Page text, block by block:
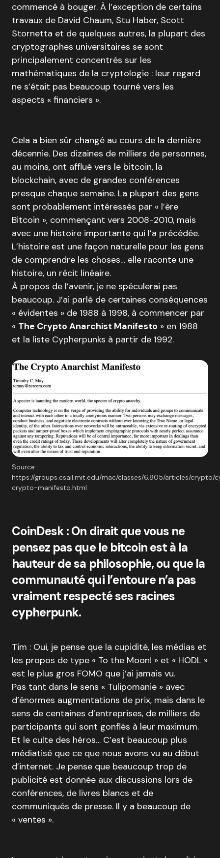
commencé à bouger. À l’exception de certains
travaux de David Chaum, Stu Haber, Scott
Stornetta et de quelques autres, la plupart des
cryptographes universitaires se sont
principalement concentrés sur les
mathématiques de la cryptologie : leur regard
ne s’était pas beaucoup tourné vers les
aspects « financiers ».
Cela a bien sûr changé au cours de la dernière
décennie. Des dizaines de milliers de personnes,
au moins, ont afflué vers le bitcoin, la
blockchain, avec de grandes conférences
presque chaque semaine. La plupart des gens
sont probablement intéressés par « l’ère
Bitcoin », commençant vers 2008-2010, mais
avec une histoire importante qui l’a précédée.
L’histoire est une façon naturelle pour les gens
de comprendre les choses… elle raconte une
histoire, un récit linéaire.
À propos de l’avenir, je ne spéculerai pas
beaucoup. J’ai parlé de certaines conséquences
« évidentes » de 1988 à 1998, à commencer par
« The Crypto Anarchist Manifesto » en 1988
et la liste Cypherpunks à partir de 1992.
Source :
https://groups.csail.mit.edu/mac/classes/6.805/articles/crypto/
crypto-manifesto.html
CoinDesk : On dirait que vous ne
pensez pas que le bitcoin est à la
hauteur de sa philosophie, ou que la
communauté qui l’entoure n’a pas
vraiment respecté ses racines
cypherpunk.
Tim : Oui, je pense que la cupidité, les médias et
les propos de type « To the Moon! » et « HODL »
est le plus gros FOMO que j’ai jamais vu.
Pas tant dans le sens « Tulipomanie » avec
d’énormes augmentations de prix, mais dans le
sens de centaines d’entreprises, de milliers de
participants qui sont gonflés à leur maximum.
Et le culte des héros… C’est beaucoup plus
médiatisé que ce que nous avons vu au début
d’internet. Je pense que beaucoup trop de
publicité est donnée aux discussions lors de
conférences, de livres blancs et de
communiqués de presse. Il y a beaucoup de
« ventes ».